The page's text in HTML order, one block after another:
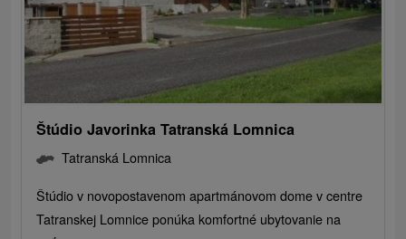
Štúdio Javorinka Tatranská Lomnica
Tatranská Lomnica
Štúdio v novopostavenom apartmánovom dome v centre
Tatranskej Lomnice ponúka komfortné ubytovanie na